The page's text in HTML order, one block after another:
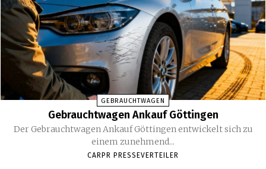
GEBRAUCHTWAGEN
Gebrauchtwagen Ankauf Göttingen
Der Gebrauchtwagen Ankauf Göttingen entwickelt sich zu
einem zunehmend...
CARPR PRESSEVERTEILER